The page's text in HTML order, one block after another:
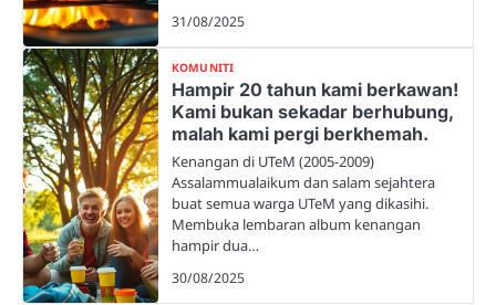
31/08/2025
KOMUNITI
Hampir 20 tahun kami berkawan!
Kami bukan sekadar berhubung,
malah kami pergi berkhemah.
Kenangan di UTeM (2005-2009)
Assalammualaikum dan salam sejahtera
buat semua warga UTeM yang dikasihi.
Membuka lembaran album kenangan
hampir dua…
30/08/2025